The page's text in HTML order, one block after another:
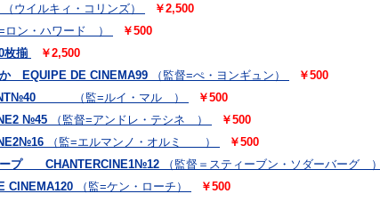
（ウイルキィ・コリンズ）
￥2,500
=ロン・ハワード ）
￥500
枚揃
￥2,500
EQUIPE DE CINEMA99
（監督=ぺ・ヨンギュン）
￥500
（監=ルイ・マル ）
￥500
№45
（監督=アンドレ・テシネ ）
￥500
（監=エルマンノ・オルミ ）
￥500
ープ CHANTERCINE1№12
（監督＝スティーブン・ソダーバーグ ）
CINEMA120
（監=ケン・ローチ） ￥500